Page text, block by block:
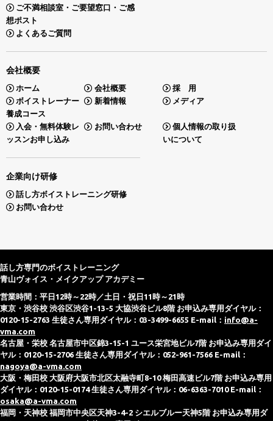
ご不満相談室・ご要望窓口・ご感
想ポスト
よくあるご質問
会社概要
ホーム 会社概要
採 用
ボイストレーナー
養成コース
新着情報 メディア
入会・無料体験レ
ッスンお申し込み
お問い合わせ
個人情報の取り扱
いについて
企業向け研修
話し方ボイストレーニング研修
お問い合わせ
話し方専門のボイストレーニング
青山ヴォイス・メイクアップ アカデミー
営業時間：平日12時～22時／土日・祝日11時～21時
東京・渋谷校 渋谷区渋谷1-13-5 大協渋谷ビル8階 お申込み専用ダイヤル：
0120-15-2763 生徒さん専用ダイヤル：03-3499-6655 E-mail： info@a-
vma.com
名古屋・栄校 名古屋市中区錦3-15-1 ユース栄宮地ビル7階 お申込み専用ダイ
ヤル：0120-15-2706 生徒さん専用ダイヤル：052-961-7566 E-mail：
nagoya@a-vma.com
大阪・梅田校 大阪府大阪市北区太融寺町8-10 梅田高速ビル7階 お申込み専用
ダイヤル：0120-15-0174 生徒さん専用ダイヤル：06-6363-7010 E-mail：
osaka@a-vma.com
福岡・天神校 福岡市中央区天神3-4-2 シエルブルー天神5階 お申込み専用ダ